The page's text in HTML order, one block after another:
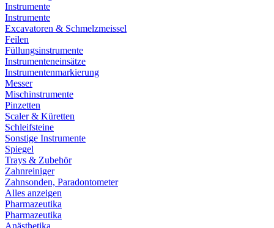
Instrumente
Instrumente
Excavatoren & Schmelzmeissel
Feilen
Füllungsinstrumente
Instrumenteneinsätze
Instrumentenmarkierung
Messer
Mischinstrumente
Pinzetten
Scaler & Küretten
Schleifsteine
Sonstige Instrumente
Spiegel
Trays & Zubehör
Zahnreiniger
Zahnsonden, Paradontometer
Alles anzeigen
Pharmazeutika
Pharmazeutika
Anästhetika